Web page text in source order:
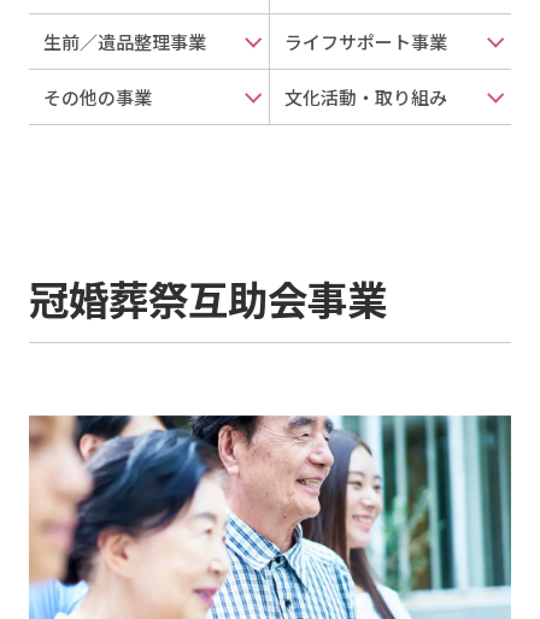
生前／遺品整理事業 ライフサポート事業
その他の事業 文化活動・取り組み
冠婚葬祭互助会事業